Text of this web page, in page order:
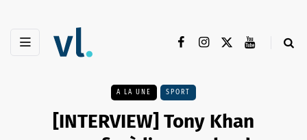
A LA UNE SPORT
[INTERVIEW] Tony Khan